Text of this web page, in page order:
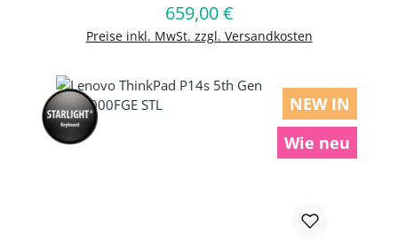
Regulärer Preis:
659,00 €
Preise inkl. MwSt. zzgl. Versandkosten
In den Warenkorb
NEW IN
Wie neu